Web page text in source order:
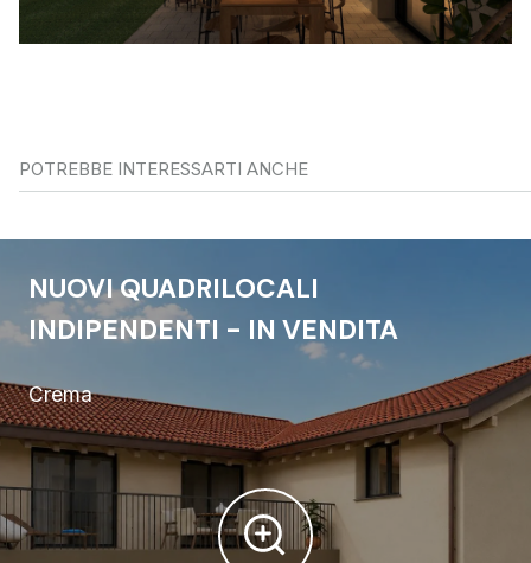
POTREBBE INTERESSARTI ANCHE
NUOVI QUADRILOCALI
INDIPENDENTI - IN VENDITA
Crema